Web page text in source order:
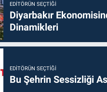
EDITÖRÜN SEÇTIĞI
Diyarbakır
Dinamikleri
EDITÖRÜN SEÇTIĞI
Bu Şehrin Sessizliği